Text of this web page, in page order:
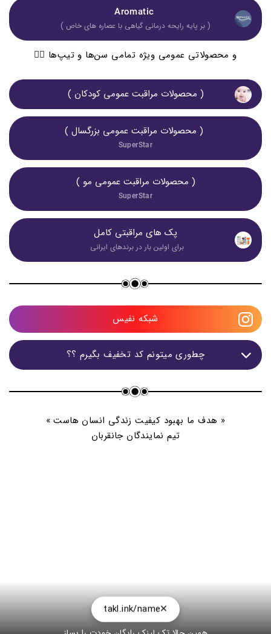
Aromatic
( بر پایه رایحه درمانی گیاهی با عصاره های خاص )
و محصولاتی عمومی ویژه تمامی سن‌ها و تیپ‌ها 👇🏻
( محصولات مراقبت عمومی کودکان )
SuperStar
( محصولات مراقبت عمومی مو )
SuperStar
پک های مراقبتی کامل
برای اولین بار در برندهای ایرانی
شبکه نفیس
چطوری میتونم کد تخفیف بگیرم ؟؟
با کسی که این لینک رو در اختیار شما قرار داد تماس بگیرید
و روند استارت و عضویت رو جویا شوید
ممکن است سوالاتی هم برای شما بوجود امده باشد
🤔❤️😃💡✌🏻
« هدف ما بهبود کیفیت زندگی انسان هاست »
تیم نمایندگان جانقربان
takl.ink/name